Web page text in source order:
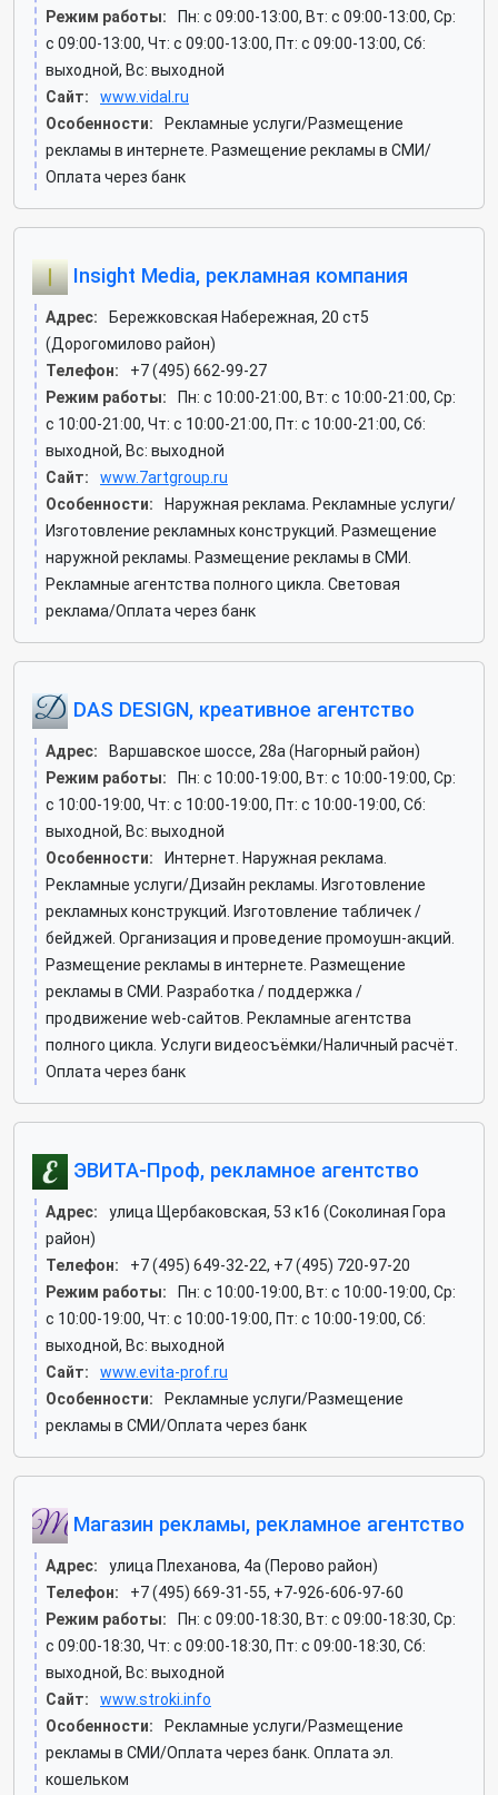
Режим работы:
Пн: c 09:00-13:00, Вт: c 09:00-13:00, Ср:
c 09:00-13:00, Чт: c 09:00-13:00, Пт: c 09:00-13:00, Сб:
выходной, Вс: выходной
Сайт:
www.vidal.ru
Особенности:
Рекламные услуги/Размещение
рекламы в интернете. Размещение рекламы в СМИ/
Оплата через банк
Insight Media, рекламная компания
Адрес:
Бережковская Набережная, 20 ст5
(Дорогомилово район)
Телефон:
+7 (495) 662-99-27
Режим работы:
Пн: c 10:00-21:00, Вт: c 10:00-21:00, Ср:
c 10:00-21:00, Чт: c 10:00-21:00, Пт: c 10:00-21:00, Сб:
выходной, Вс: выходной
Сайт:
www.7artgroup.ru
Особенности:
Наружная реклама. Рекламные услуги/
Изготовление рекламных конструкций. Размещение
наружной рекламы. Размещение рекламы в СМИ.
Рекламные агентства полного цикла. Световая
реклама/Оплата через банк
DAS DESIGN, креативное агентство
Адрес:
Варшавское шоссе, 28а (Нагорный район)
Режим работы:
Пн: c 10:00-19:00, Вт: c 10:00-19:00, Ср:
c 10:00-19:00, Чт: c 10:00-19:00, Пт: c 10:00-19:00, Сб:
выходной, Вс: выходной
Особенности:
Интернет. Наружная реклама.
Рекламные услуги/Дизайн рекламы. Изготовление
рекламных конструкций. Изготовление табличек /
бейджей. Организация и проведение промоушн-акций.
Размещение рекламы в интернете. Размещение
рекламы в СМИ. Разработка / поддержка /
продвижение web-сайтов. Рекламные агентства
полного цикла. Услуги видеосъёмки/Наличный расчёт.
Оплата через банк
ЭВИТА-Проф, рекламное агентство
Адрес:
улица Щербаковская, 53 к16 (Соколиная Гора
район)
Телефон:
+7 (495) 649-32-22, +7 (495) 720-97-20
Режим работы:
Пн: c 10:00-19:00, Вт: c 10:00-19:00, Ср:
c 10:00-19:00, Чт: c 10:00-19:00, Пт: c 10:00-19:00, Сб:
выходной, Вс: выходной
Сайт:
www.evita-prof.ru
Особенности:
Рекламные услуги/Размещение
рекламы в СМИ/Оплата через банк
Магазин рекламы, рекламное агентство
Адрес:
улица Плеханова, 4а (Перово район)
Телефон:
+7 (495) 669-31-55, +7-926-606-97-60
Режим работы:
Пн: c 09:00-18:30, Вт: c 09:00-18:30, Ср:
c 09:00-18:30, Чт: c 09:00-18:30, Пт: c 09:00-18:30, Сб:
выходной, Вс: выходной
Сайт:
www.stroki.info
Особенности:
Рекламные услуги/Размещение
рекламы в СМИ/Оплата через банк. Оплата эл.
кошельком